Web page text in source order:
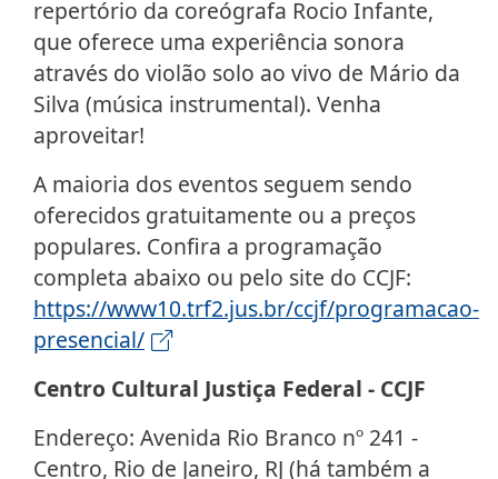
repertório da coreógrafa Rocio Infante,
que oferece uma experiência sonora
através do violão solo ao vivo de Mário da
Silva (música instrumental). Venha
aproveitar!
A maioria dos eventos seguem sendo
oferecidos gratuitamente ou a preços
populares. Confira a programação
completa abaixo ou pelo site do CCJF:
https://www10.trf2.jus.br/ccjf/programacao-
presencial/
Centro Cultural Justiça Federal - CCJF
Endereço: Avenida Rio Branco nº 241 -
Centro, Rio de Janeiro, RJ (há também a